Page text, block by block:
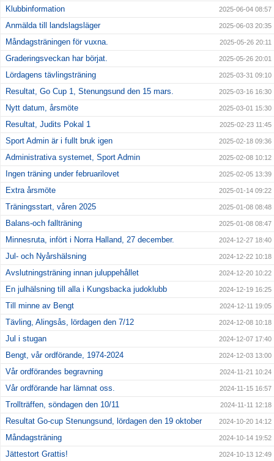
Klubbinformation 2025-06-04 08:57
Anmälda till landslagsläger 2025-06-03 20:35
Måndagsträningen för vuxna. 2025-05-26 20:11
Graderingsveckan har börjat. 2025-05-26 20:01
Lördagens tävlingsträning 2025-03-31 09:10
Resultat, Go Cup 1, Stenungsund den 15 mars. 2025-03-16 16:30
Nytt datum, årsmöte 2025-03-01 15:30
Resultat, Judits Pokal 1 2025-02-23 11:45
Sport Admin är i fullt bruk igen 2025-02-18 09:36
Administrativa systemet, Sport Admin 2025-02-08 10:12
Ingen träning under februarilovet 2025-02-05 13:39
Extra årsmöte 2025-01-14 09:22
Träningsstart, våren 2025 2025-01-08 08:48
Balans-och fallträning 2025-01-08 08:47
Minnesruta, infört i Norra Halland, 27 december. 2024-12-27 18:40
Jul- och Nyårshälsning 2024-12-22 10:18
Avslutningsträning innan juluppehållet 2024-12-20 10:22
En julhälsning till alla i Kungsbacka judoklubb 2024-12-19 16:25
Till minne av Bengt 2024-12-11 19:05
Tävling, Alingsås, lördagen den 7/12 2024-12-08 10:18
Jul i stugan 2024-12-07 17:40
Bengt, vår ordförande, 1974-2024 2024-12-03 13:00
Vår ordförandes begravning 2024-11-21 10:24
Vår ordförande har lämnat oss. 2024-11-15 16:57
Trollträffen, söndagen den 10/11 2024-11-11 12:18
Resultat Go-cup Stenungsund, lördagen den 19 oktober 2024-10-20 14:12
Måndagsträning 2024-10-14 19:52
Jättestort Grattis! 2024-10-13 12:49